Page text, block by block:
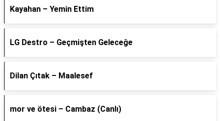
Kayahan – Yemin Ettim
LG Destro – Geçmişten Geleceğe
Dilan Çıtak – Maalesef
​mor ve ötesi – Cambaz (Canlı)